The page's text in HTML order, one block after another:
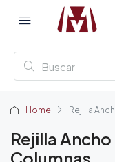
Home Rejilla
Rejilla
Columnas